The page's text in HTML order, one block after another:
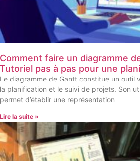
Comment faire un diagramme
Tutoriel pas à pas pour une
Le diagramme de Gantt constitue un outil
la planification et le suivi de projets. Son
permet d’établir une représentation
Lire la suite »